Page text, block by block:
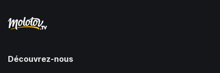
Découvrez-nous